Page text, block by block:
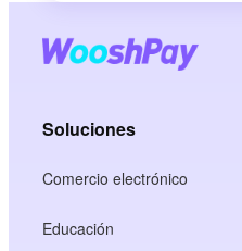
Soluciones
Comercio electrónico
Educación